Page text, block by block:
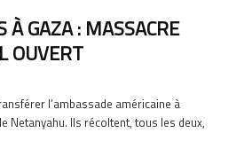
GAZA : MASSACRE
OUVERT
l’ambassade américaine à
Netanyahu. Ils récoltent, tous les deux,